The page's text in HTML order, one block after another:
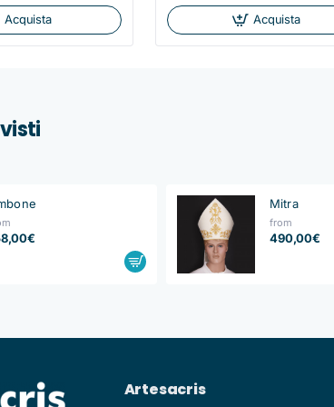
Acquista Acquista
Mitra
from
490,00€
Artesacris